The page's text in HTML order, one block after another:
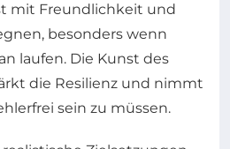
mit Freundlichkeit und
besonders wenn
laufen. Die Kunst des
die Resilienz und nimmt
sein zu müssen.